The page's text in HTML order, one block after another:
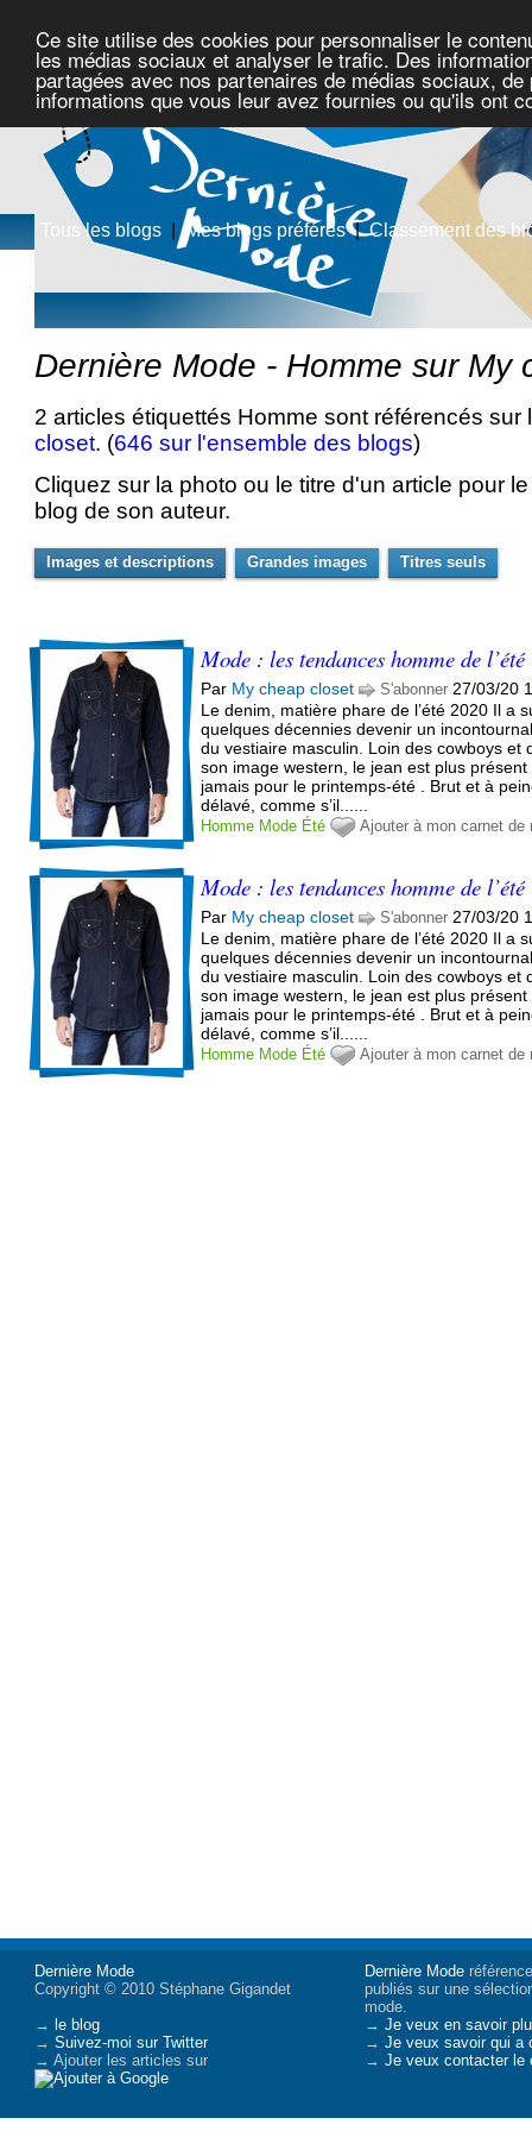
Ce site utilise des cookies pour personnaliser le
les médias sociaux et analyser le trafic. Des
partagées avec nos partenaires de médias sociaux,
informations que vous leur avez fournies ou qu'ils ont
Tous les blogs | Mes blogs préférés|Classement des
Dernière Mode - Homme sur My
2 articles étiquettés Homme sont référencés
closet. (646 sur l'ensemble des blogs)
Cliquez sur la photo ou le titre d'un article pour
blog de son auteur.
Images et descriptions Grandes images Titres seuls
Mode : les tendances homme de l’été
Par My cheap closet S'abonner 27/03/20
Le denim, matière phare de l’été 2020 Il a
quelques décennies devenir un
du vestiaire masculin. Loin des cowboys et
son image western, le jean est plus présent
jamais pour le printemps-été . Brut et à
délavé, comme s’il......
Homme Mode Été Ajouter à mon carnet de
Mode : les tendances homme de l’été
Par My cheap closet S'abonner 27/03/20
Le denim, matière phare de l’été 2020 Il a
quelques décennies devenir un
du vestiaire masculin. Loin des cowboys et
son image western, le jean est plus présent
jamais pour le printemps-été . Brut et à
délavé, comme s’il......
Homme Mode Été Ajouter à mon carnet de
Dernière Mode
Copyright © 2010 Stéphane Gigandet
→le blog
→Suivez-moi sur Twitter
→ Ajouter les articles sur
Dernière Mode
publiés sur une
mode.
→Je veux en savoir
→Je veux savoir qui a
→Je veux contacter le